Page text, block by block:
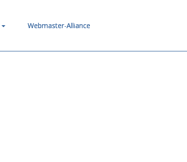
Webmaster-Alliance